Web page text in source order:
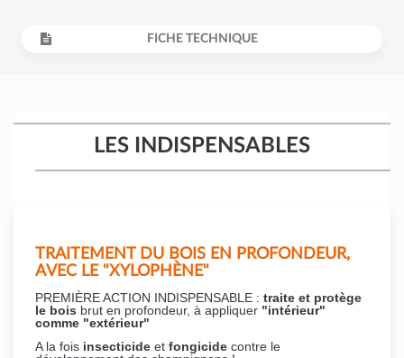
FICHE TECHNIQUE
LES INDISPENSABLES
TRAITEMENT DU BOIS EN PROFONDEUR,
AVEC LE "XYLOPHÈNE"
PREMIÈRE ACTION INDISPENSABLE : traite et protège
le bois brut en profondeur, à appliquer "intérieur"
comme "extérieur"
A la fois insecticide et fongicide contre le